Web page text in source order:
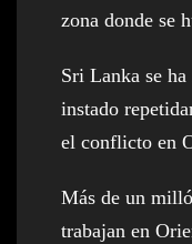
zona donde se
Sri Lanka se
instado
el conflicto en
Más de un
trabajan en